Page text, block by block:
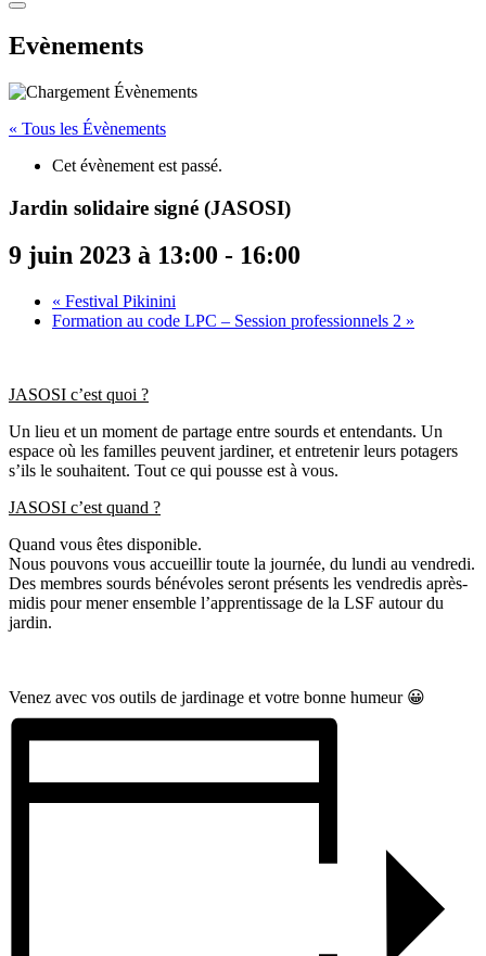
Evènements
« Tous les Évènements
Cet évènement est passé.
Jardin solidaire signé (JASOSI)
9 juin 2023 à 13:00 - 16:00
« Festival Pikinini
Formation au code LPC – Session professionnels 2 »
JASOSI c’est quoi ?
Un lieu et un moment de partage entre sourds et entendants. Un
espace où les familles peuvent jardiner, et entretenir leurs potagers
s’ils le souhaitent. Tout ce qui pousse est à vous.
JASOSI c’est quand ?
Quand vous êtes disponible.
Nous pouvons vous accueillir toute la journée, du lundi au vendredi.
Des membres sourds bénévoles seront présents les vendredis après-
midis pour mener ensemble l’apprentissage de la LSF autour du
jardin.
Venez avec vos outils de jardinage et votre bonne humeur 😀